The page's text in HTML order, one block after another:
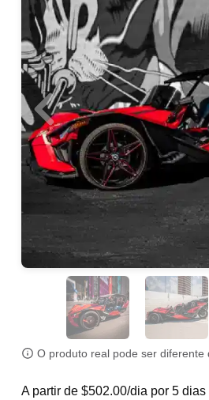
O produto real pode ser diferente
A partir de $502.00/dia por 5 dias